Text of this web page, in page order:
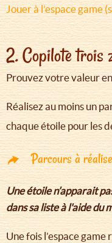
Jouer à l’espace game
2. Copilote trois
Prouvez votre valeur
Réalisez au moins un
chaque étoile pour les
Parcours à
Une étoile n’apparait
dans sa liste à l'aide du
Une fois l’espace